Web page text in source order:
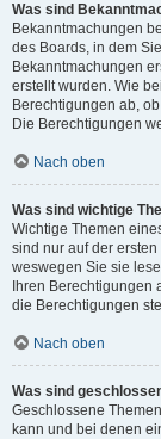
Was sind
Bekanntmachungen
des Boards, in dem
Bekanntmachungen
erstellt wurden. Wie
Berechtigungen ab,
Die Berechtigungen
Nach oben
Was sind wichtige
Wichtige Themen
sind nur auf der
weswegen Sie sie
Ihren
die Berechtigungen
Nach oben
Was sind
Geschlossene
kann und bei denen